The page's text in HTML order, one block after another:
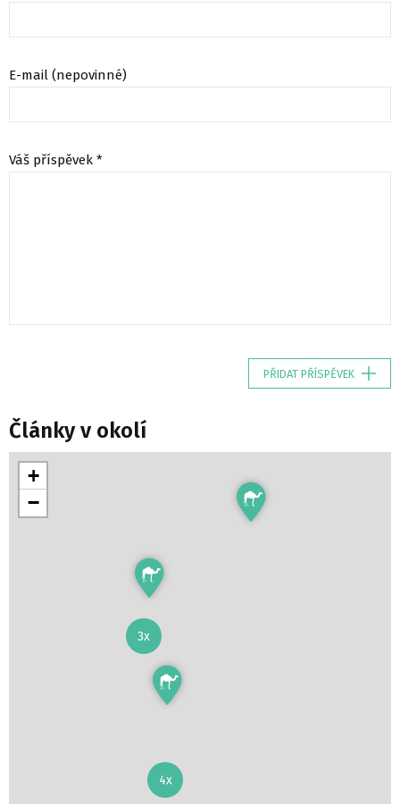
E-mail (nepovinné)
Váš příspěvek *
PŘIDAT PŘÍSPĚVEK
Články v okolí
3x
4x
+
−